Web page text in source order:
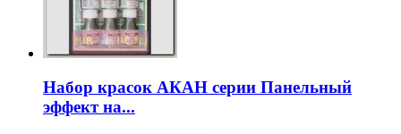
Набор красок АКАН серии Панельный
эффект на...